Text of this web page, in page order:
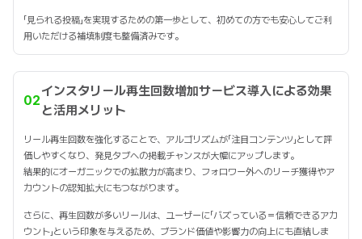
「見られる投稿」を実現するための第一歩として、初めての方でも安心してご利
用いただける補填制度も整備済みです。
02
インスタリール再生回数増加サービス導入による効果
と活用メリット
リール再生回数を強化することで、アルゴリズムが「注目コンテンツ」として評
価しやすくなり、発見タブへの掲載チャンスが大幅にアップします。
結果的にオーガニックでの拡散力が高まり、フォロワー外へのリーチ獲得やア
カウントの認知拡大にもつながります。
さらに、再生回数が多いリールは、ユーザーに「バズっている＝信頼できるアカ
ウント」という印象を与えるため、ブランド価値や影響力の向上にも直結しま